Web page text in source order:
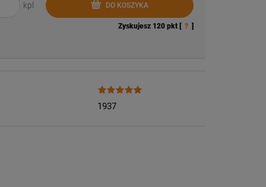
kpl DO KOSZYKA
Zyskujesz 120pkt [ ? ]
1937